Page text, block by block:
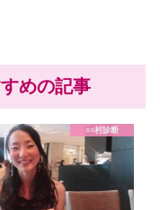
めの記事
○○村診断